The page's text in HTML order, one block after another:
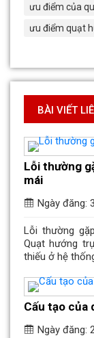
ưu điểm của
ưu điểm quạt
BÀI VIẾT
Lỗi thường
mái
Ngày đăng:
Lỗi thường
Quạt hướng
thiếu ở hệ
Cấu tạo của
Ngày đăng: